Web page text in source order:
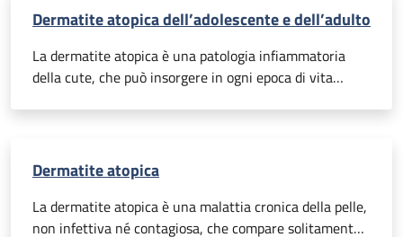
maggiore è tra i 10 e i 25 anni (60%) e si verifica
raramente negli adulti con più di 60 anni.
Dermatite atopica dell’adolescente e dell’adulto
La dermatite atopica è una patologia infiammatoria
della cute, che può insorgere in ogni epoca di vita
va in&nbsp;completa remissione entro l’età scolare,
sebbene talora possa recidivare durante la vita e
diventare cronica.
Dermatite atopica
La dermatite atopica è una malattia cronica della pelle,
non infettiva né contagiosa, che compare solitamente